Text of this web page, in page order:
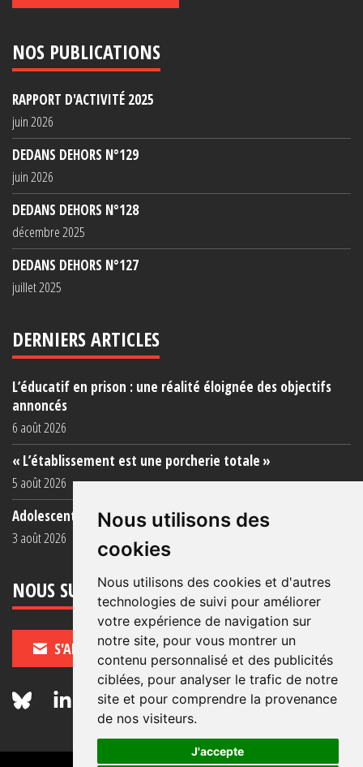
Nous utilisons des
cookies
Nous utilisons des cookies et d'autres
technologies de suivi pour améliorer
votre expérience de navigation sur
notre site, pour vous montrer un
contenu personnalisé et des publicités
ciblées, pour analyser le trafic de notre
site et pour comprendre la provenance
de nos visiteurs.
J'accepte
NOS PUBLICATIONS
RAPPORT D'ACTIVITÉ 2025
juin 2026
DEDANS DEHORS N°129
juin 2026
DEDANS DEHORS N°128
décembre 2025
DEDANS DEHORS N°127
juillet 2025
DERNIERS ARTICLES
L’éducatif en prison : une réalité éloignée des objectifs
annoncés
6 août 2026
« L’établissement est une porcherie totale »
5 août 2026
Adolescent·es incarcéré·es : une faillite collective
3 août 2026
NOUS SUIVRE
S'ABONNER